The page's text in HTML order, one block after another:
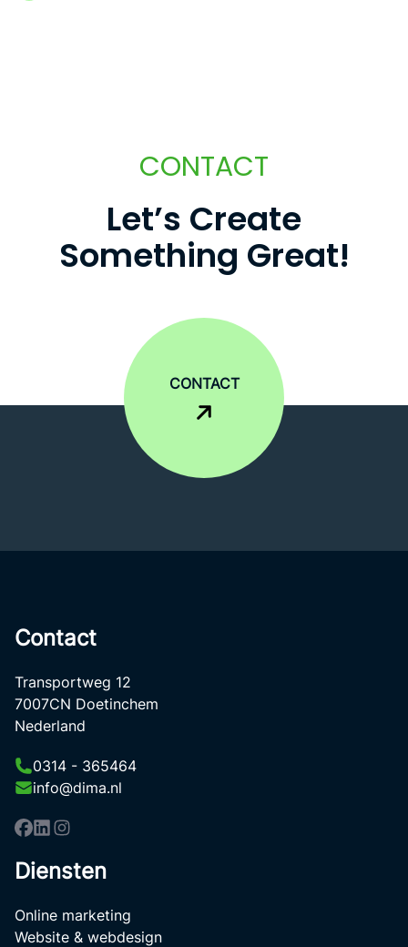
CONTACT
Let’s Create
Something Great!
CONTACT
Contact
Transportweg 12
7007CN Doetinchem
Nederland
0314 - 365464
info@dima.nl
Diensten
Online marketing
Website & webdesign